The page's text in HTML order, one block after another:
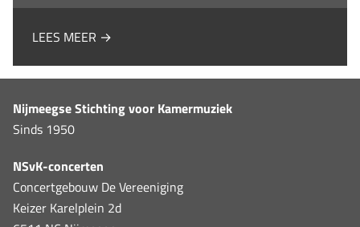
LEES MEER →
Nijmeegse Stichting voor Kamermuziek
Sinds 1950
NSvK-concerten
Concertgebouw De Vereeniging
Keizer Karelplein 2d